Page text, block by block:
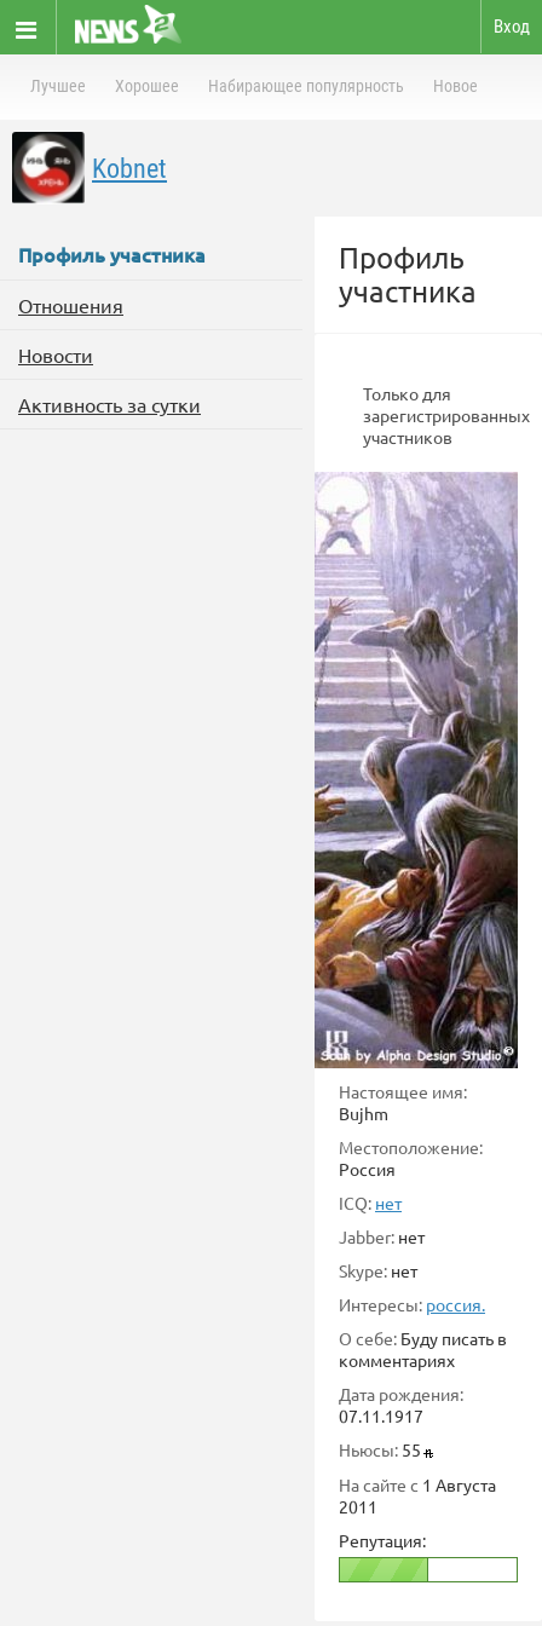
Вход
Лучшее Хорошее Набирающее популярность Новое
Kobnet
Профиль участника
Отношения
Новости
Активность за сутки
Профиль
участника
Только для
зарегистрированных
участников
Настоящее имя:
Bujhm
Местоположение:
Россия
ICQ: нет
Jabber: нет
Skype: нет
Интересы: россия.
О себе: Буду писать в
комментариях
Дата рождения:
07.11.1917
Ньюсы: 55
На сайте с 1 Августа
2011
Репутация: